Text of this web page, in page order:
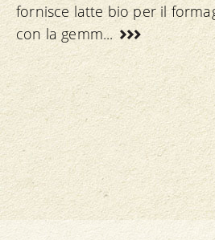
fornisce latte bio per il
con la gemm...